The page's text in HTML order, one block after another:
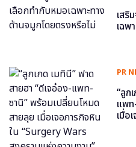
เสริ
เฉพ
PR
“ลูก
แพท
เมื่อ